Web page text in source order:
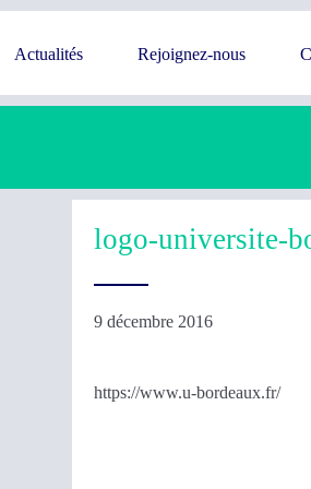
Actualités Rejoignez-nous
logo-universite-
9 décembre 2016
https://www.u-bordeaux.fr/